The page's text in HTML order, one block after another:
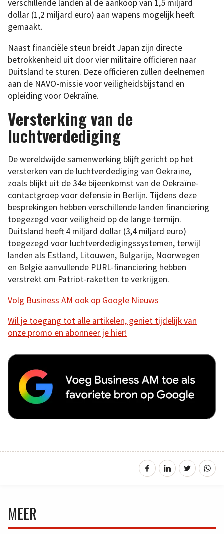
verschillende landen al de aankoop van 1,5 miljard
dollar (1,2 miljard euro) aan wapens mogelijk heeft
gemaakt.
Naast financiële steun breidt Japan zijn directe
betrokkenheid uit door vier militaire officieren naar
Duitsland te sturen. Deze officieren zullen deelnemen
aan de NAVO-missie voor veiligheidsbijstand en
opleiding voor Oekraïne.
Versterking van de
luchtverdediging
De wereldwijde samenwerking blijft gericht op het
versterken van de luchtverdediging van Oekraïne,
zoals blijkt uit de 34e bijeenkomst van de Oekraïne-
contactgroep voor defensie in Berlijn. Tijdens deze
besprekingen hebben verschillende landen financiering
toegezegd voor veiligheid op de lange termijn.
Duitsland heeft 4 miljard dollar (3,4 miljard euro)
toegezegd voor luchtverdedigingssystemen, terwijl
landen als Estland, Litouwen, Bulgarije, Noorwegen
en België aanvullende PURL-financiering hebben
verstrekt om Patriot-raketten te verkrijgen.
Volg Business AM ook op Google Nieuws
Wil je toegang tot alle artikelen, geniet tijdelijk van
onze promo en abonneer je hier!
MEER